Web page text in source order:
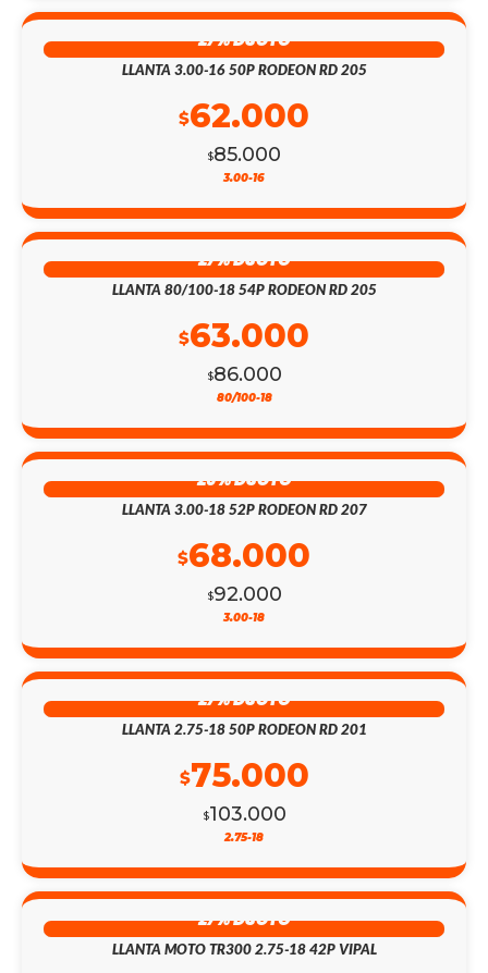
27% DSCTO
LLANTA 3.00-16 50P RODEON RD 205
$85.000
$62.000
3.00-16
27% DSCTO
LLANTA 80/100-18 54P RODEON RD 205
$86.000
$63.000
80/100-18
26% DSCTO
LLANTA 3.00-18 52P RODEON RD 207
$92.000
$68.000
3.00-18
27% DSCTO
LLANTA 2.75-18 50P RODEON RD 201
$103.000
$75.000
2.75-18
27% DSCTO
LLANTA MOTO TR300 2.75-18 42P VIPAL